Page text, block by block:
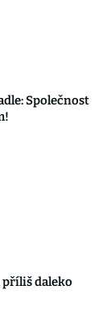
Společnost
příliš daleko